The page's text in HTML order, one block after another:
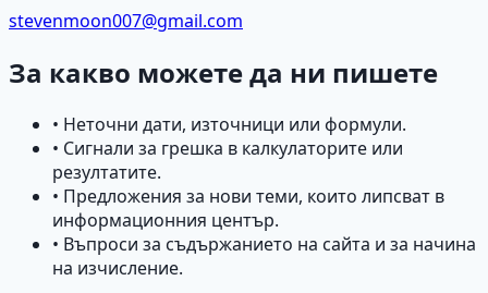
stevenmoon007@gmail.com
За какво можете да ни пишете
• Неточни дати, източници или формули.
• Сигнали за грешка в калкулаторите или
резултатите.
• Предложения за нови теми, които липсват в
информационния център.
• Въпроси за съдържанието на сайта и за начина
на изчисление.